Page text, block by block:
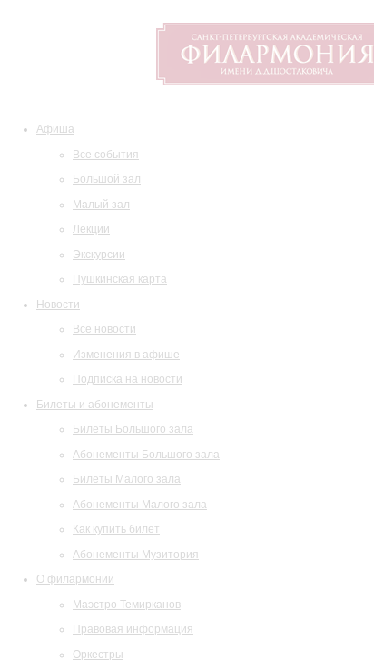
Афиша
Все события
Большой зал
Малый зал
Лекции
Экскурсии
Пушкинская карта
Новости
Все новости
Изменения в афише
Подписка на новости
Билеты и абонементы
Билеты Большого зала
Абонементы Большого зала
Билеты Малого зала
Абонементы Малого зала
Как купить билет
Абонементы Музитория
О филармонии
Маэстро Темирканов
Правовая информация
Оркестры